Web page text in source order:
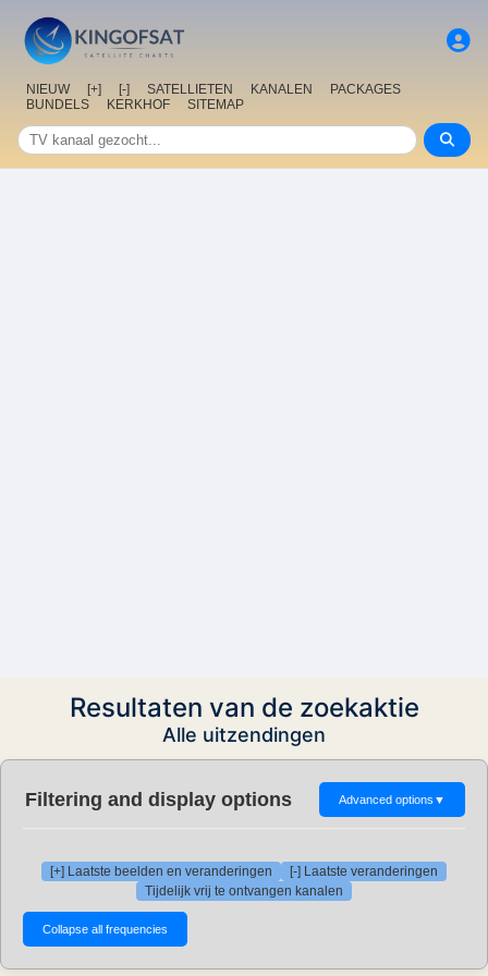
NIEUW [+] [-] SATELLIETEN KANALEN
PACKAGES
BUNDELS
KERKHOF SITEMAP
Resultaten van de zoekaktie
Alle uitzendingen
Filtering and display options Advanced options ▼
[+] Laatste beelden en veranderingen
[-] Laatste veranderingen
Tijdelijk vrij te ontvangen kanalen